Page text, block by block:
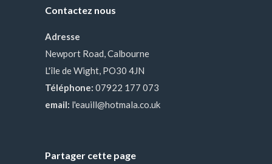
Contactez nous
Adresse
Newport Road, Calbourne
L'île de Wight, PO30 4JN
Téléphone: 07922 177 073
email: l'eauill@hotmala.co.uk
Partager cette page